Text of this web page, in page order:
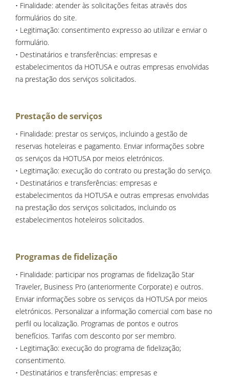
• Finalidade: atender às solicitações feitas através dos
formulários do site.
• Legitimação: consentimento expresso ao utilizar e enviar o
formulário.
• Destinatários e transferências: empresas e
estabelecimentos da HOTUSA e outras empresas envolvidas
na prestação dos serviços solicitados.
Prestação de serviços
• Finalidade: prestar os serviços, incluindo a gestão de
reservas hoteleiras e pagamento. Enviar informações sobre
os serviços da HOTUSA por meios eletrónicos.
• Legitimação: execução do contrato ou prestação do serviço.
• Destinatários e transferências: empresas e
estabelecimentos da HOTUSA e outras empresas envolvidas
na prestação dos serviços solicitados, incluindo os
estabelecimentos hoteleiros solicitados.
Programas de fidelização
• Finalidade: participar nos programas de fidelização Star
Traveler, Business Pro (anteriormente Corporate) e outros.
Enviar informações sobre os serviços da HOTUSA por meios
eletrónicos. Personalizar a informação comercial com base no
perfil ou localização. Programas de pontos e outros
benefícios. Tarifas com desconto por ser membro.
• Legitimação: execução do programa de fidelização;
consentimento.
• Destinatários e transferências: empresas e